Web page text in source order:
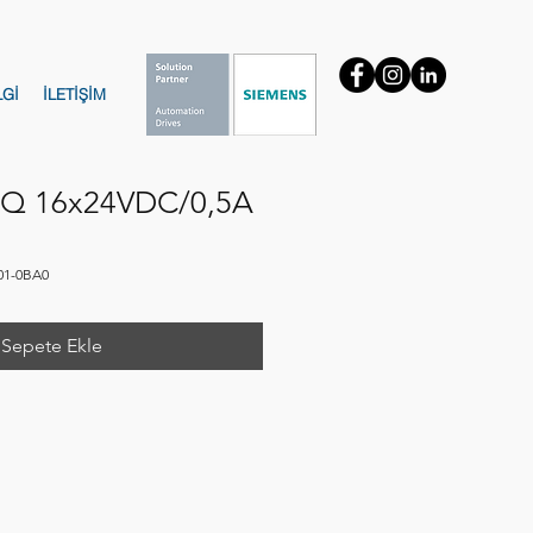
İLETİŞİM
16x24VDC/0,5A
0BA0
Sepete Ekle